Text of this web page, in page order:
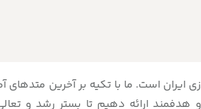
ایران است. ما با تکیه بر آخرین
هدفمند ارائه دهیم تا بستر رشد و